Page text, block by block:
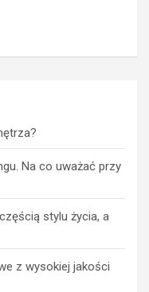
Na co uważać przy
stylu życia, a
z wysokiej jakości